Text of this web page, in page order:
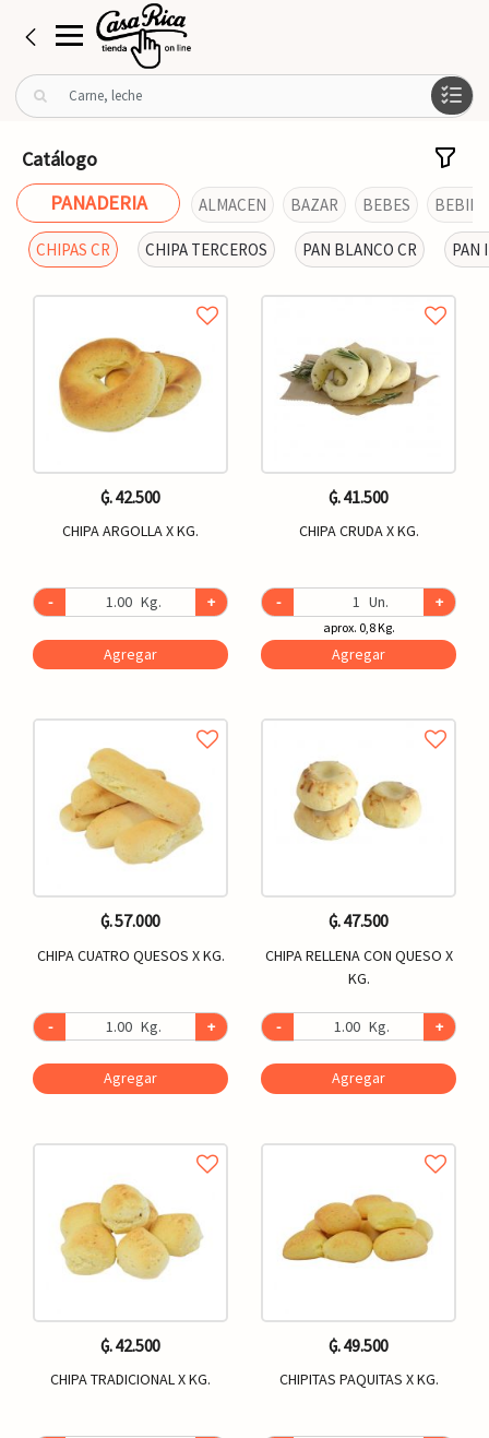
B
u
r
p
Catálogo
PANADERIA
ALMACEN BAZAR BEBES
CHIPAS CR CHIPA TERCEROS PAN BLANCO CR PAN
₲. 42.500
CHIPA ARGOLLA X KG.
- Kg. +
Agregar
₲. 41.500
CHIPA CRUDA X KG.
- Un. +
aprox. 0,8 Kg.
Agregar
₲. 57.000
CHIPA CUATRO QUESOS X KG.
- Kg. +
Agregar
₲. 47.500
CHIPA RELLENA CON QUESO X
KG.
- Kg. +
Agregar
₲. 42.500
CHIPA TRADICIONAL X KG.
₲. 49.500
CHIPITAS PAQUITAS X KG.